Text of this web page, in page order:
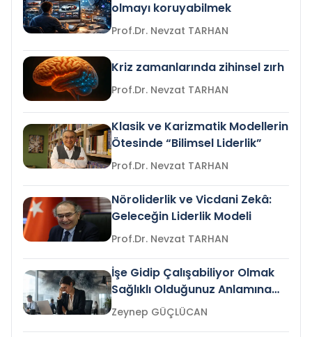
olmayı koruyabilmek
Prof.Dr. Nevzat TARHAN
Kriz zamanlarında zihinsel zırh
Prof.Dr. Nevzat TARHAN
Klasik ve Karizmatik Modellerin
Ötesinde “Bilimsel Liderlik”
Prof.Dr. Nevzat TARHAN
Nöroliderlik ve Vicdani Zekâ:
Geleceğin Liderlik Modeli
Prof.Dr. Nevzat TARHAN
İşe Gidip Çalışabiliyor Olmak
Sağlıklı Olduğunuz Anlamına
Gelir mi?Zeynep GÜÇLÜCAN